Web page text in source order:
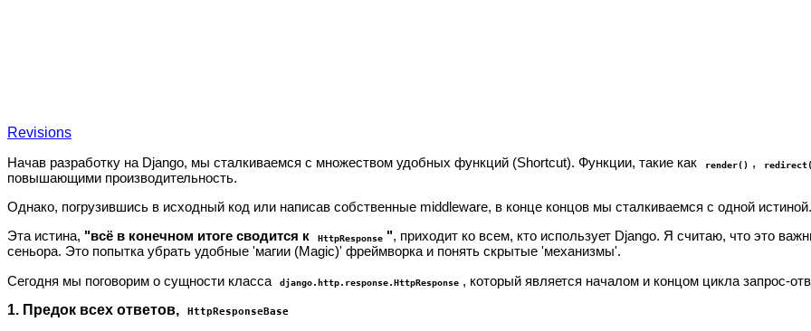
Revisions
Начав разработку на Django, мы сталкиваемся с множеством удобных функций (Shortcut). Функции, такие как
render() ,
повышающими производительность.
Однако, погрузившись в исходный код или написав собственные middleware, в конце концов мы сталкиваемся с одной истиной.
Эта истина, "всё в конечном итоге сводится к HttpResponse ", приходит ко всем, кто использует Django. Я считаю, что это
сеньора. Это попытка убрать удобные 'магии (Magic)' фреймворка и понять скрытые 'механизмы'.
Сегодня мы поговорим о сущности класса
django.http.response.HttpResponse , который является началом и концом цикла запрос-
1. Предок всех ответов,
HttpResponseBase